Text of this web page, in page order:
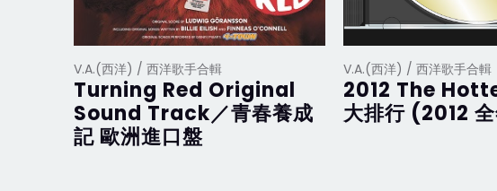
V.A.(西洋) / 西洋歌手合輯
Turning Red Original
Sound Track／青春養成
記 歐洲進口盤
V.A.(西洋) / 西洋歌手合輯
2012 The
大排行 (2012